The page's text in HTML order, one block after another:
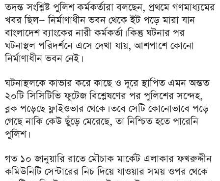
তদন্ত সংশ্লিষ্ট পুলিশ কর্মকর্তারা বলছেন, প্রথমে গণমাধ্যমের
খবর ছিল— নির্মাণাধীন ভবন থেকে ইট পড়ে মারা যান
বাংলাদেশ ব্যাংকের নারী কর্মকর্তা। কিন্তু ঘটনার পর
ঘটনাস্থল পরিদর্শনে এসে দেখা যায়, আশপাশে কোনো
নির্মাণাধীন ভবন নেই।
ঘটনাস্থলকে কাভার করে কাছে ও দূরে স্থাপিত এমন অন্তত
২০টি সিসিটিভি ফুটেজ বিশ্লেষণের পর পুলিশের সন্দেহ,
ব্লক পড়েছে ফ্লাইওভার থেকে। তবে সেটি কোনোভাবে পড়ে
গেছে নাকি কেউ ছুঁড়ে মেরেছে, তা নিশ্চিত হতে পারেনি
পুলিশ।
গত ১০ জানুয়ারি রাতে মৌচাক মার্কেট এলাকার ফখরুদ্দীন
কমিউনিটি সেন্টারের নিচ দিয়ে যাওয়ার সময় ওপর থেকে